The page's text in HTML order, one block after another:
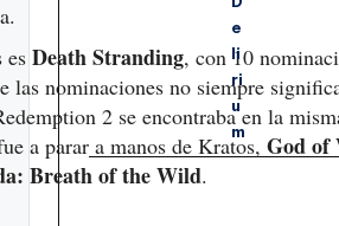
es Death Stranding, con 10
las nominaciones no siempre
2 se encontraba en la
a parar a manos de Kratos, God of
Breath of the Wild.
E
Li
Ri
U
M